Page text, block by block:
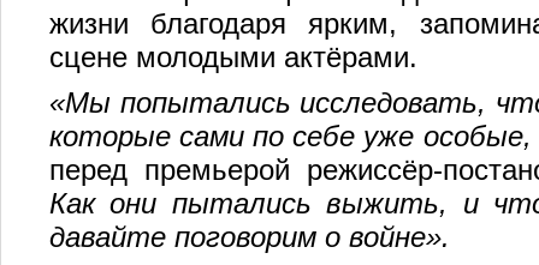
жизни благодаря ярким,
сцене молодыми актёрами.
«Мы попытались исследовать,
которые сами по себе уже особые,
перед премьерой режиссёр-
Как они пытались выжить, и
давайте поговорим о войне».